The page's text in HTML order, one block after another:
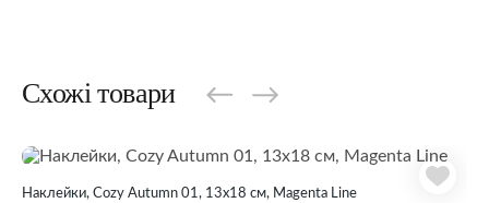
Схожі товари
Наклейки, Cozy Autumn 01, 13х18 см, Magenta Line